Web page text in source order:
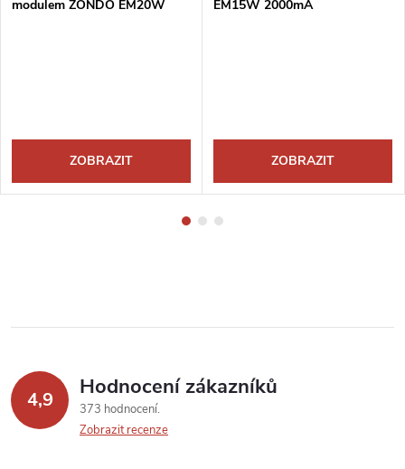
modulem ZONDO EM20W
ZOBRAZIT
EM15W 2000mA
ZOBRAZIT
4,9 Hodnocení zákazníků
373 hodnocení
Zobrazit recenze